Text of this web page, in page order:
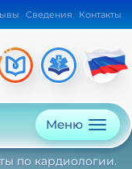
Сведения Контакты
Меню
по кардиологии.